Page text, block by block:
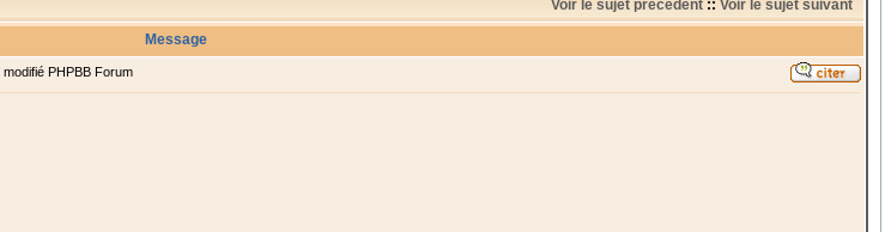
Voir le sujet précédent :: Voir le sujet suivant
Message
PHPBB Forum